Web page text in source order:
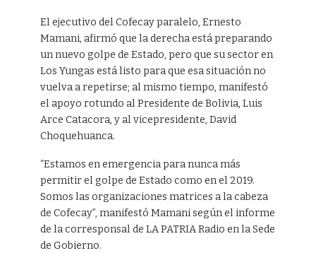
El ejecutivo del Cofecay paralelo, Ernesto
Mamani, afirmó que la derecha está preparando
un nuevo golpe de Estado, pero que su sector en
Los Yungas está listo para que esa situación no
vuelva a repetirse; al mismo tiempo, manifestó
el apoyo rotundo al Presidente de Bolivia, Luis
Arce Catacora, y al vicepresidente, David
Choquehuanca.
“Estamos en emergencia para nunca más
permitir el golpe de Estado como en el 2019.
Somos las organizaciones matrices a la cabeza
de Cofecay”, manifestó Mamani según el informe
de la corresponsal de LA PATRIA Radio en la Sede
de Gobierno.